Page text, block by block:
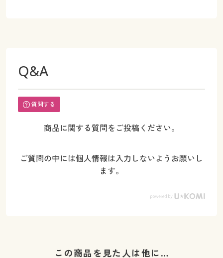
Q&A
質問する
商品に関する質問をご投稿ください。
ご質問の中には個人情報は入力しないようお願いし
ます。
この商品を見た人は他に…